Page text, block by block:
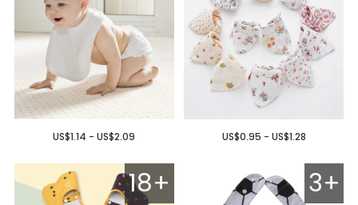
US$1.14 - US$2.09 US$0.95 - US$1.28
18+ 3+